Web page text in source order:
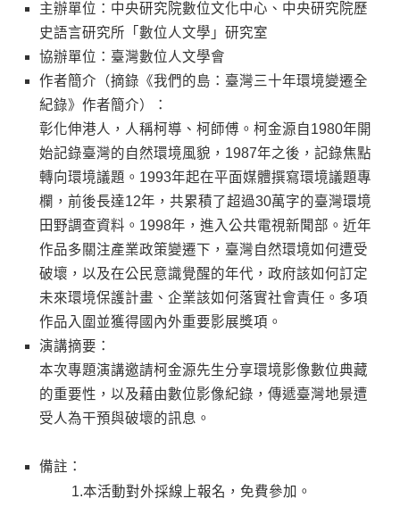
主辦單位：中央研究院數位文化中心、中央研究院歷
史語言研究所「數位人文學」研究室
協辦單位：臺灣數位人文學會
作者簡介（摘錄《我們的島：臺灣三十年環境變遷全
紀錄》作者簡介）：
彰化伸港人，人稱柯導、柯師傅。柯金源自1980年開
始記錄臺灣的自然環境風貌，1987年之後，記錄焦點
轉向環境議題。1993年起在平面媒體撰寫環境議題專
欄，前後長達12年，共累積了超過30萬字的臺灣環境
田野調查資料。1998年，進入公共電視新聞部。近年
作品多關注產業政策變遷下，臺灣自然環境如何遭受
破壞，以及在公民意識覺醒的年代，政府該如何訂定
未來環境保護計畫、企業該如何落實社會責任。多項
作品入圍並獲得國內外重要影展獎項。
演講摘要：
本次專題演講邀請柯金源先生分享環境影像數位典藏
的重要性，以及藉由數位影像紀錄，傳遞臺灣地景遭
受人為干預與破壞的訊息。
備註：
1.本活動對外採線上報名，免費參加。